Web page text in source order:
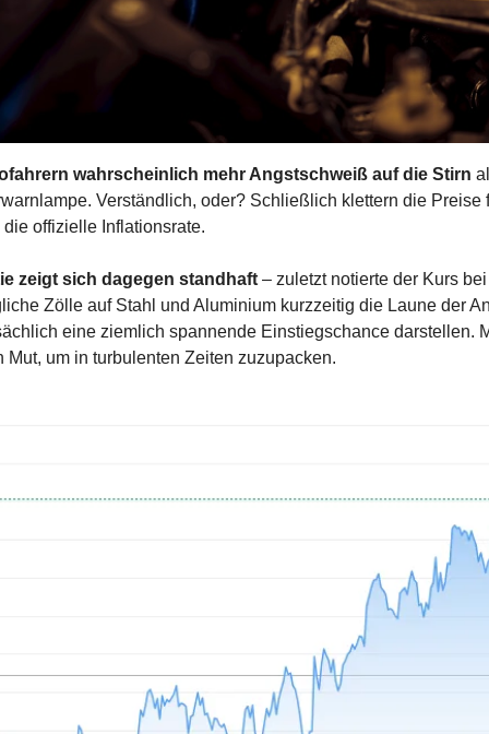
wahrscheinlich mehr Angstschweiß auf die Stirn
Verständlich, oder? Schließlich klettern die Preise
offizielle Inflationsrate.
zeigt sich dagegen standhaft – zuletzt notierte der Kurs
Zölle auf Stahl und Aluminium kurzzeitig die Laune der
eine ziemlich spannende Einstiegschance darstellen.
Mut, um in turbulenten Zeiten zuzupacken.